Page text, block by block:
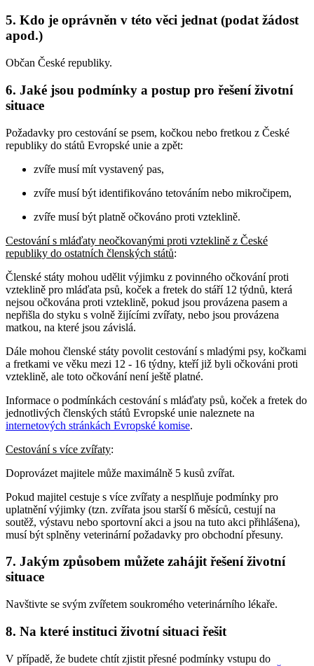
5. Kdo je oprávněn v této věci jednat (podat žádost
apod.)
Občan České republiky.
6. Jaké jsou podmínky a postup pro řešení životní
situace
Požadavky pro cestování se psem, kočkou nebo fretkou z České
republiky do států Evropské unie a zpět:
zvíře musí mít vystavený pas,
zvíře musí být identifikováno tetováním nebo mikročipem,
zvíře musí být platně očkováno proti vzteklině.
Cestování s mláďaty neočkovanými proti vzteklině z České
republiky do ostatních členských států:
Členské státy mohou udělit výjimku z povinného očkování proti
vzteklině pro mláďata psů, koček a fretek do stáří 12 týdnů, která
nejsou očkována proti vzteklině, pokud jsou provázena pasem a
nepřišla do styku s volně žijícími zvířaty, nebo jsou provázena
matkou, na které jsou závislá.
Dále mohou členské státy povolit cestování s mladými psy, kočkami
a fretkami ve věku mezi 12 - 16 týdny, kteří již byli očkováni proti
vzteklině, ale toto očkování není ještě platné.
Informace o podmínkách cestování s mláďaty psů, koček a fretek do
jednotlivých členských států Evropské unie naleznete na
internetových stránkách Evropské komise.
Cestování s více zvířaty:
Doprovázet majitele může maximálně 5 kusů zvířat.
Pokud majitel cestuje s více zvířaty a nesplňuje podmínky pro
uplatnění výjimky (tzn. zvířata jsou starší 6 měsíců, cestují na
soutěž, výstavu nebo sportovní akci a jsou na tuto akci přihlášena),
musí být splněny veterinární požadavky pro obchodní přesuny.
7. Jakým způsobem můžete zahájit řešení životní
situace
Navštivte se svým zvířetem soukromého veterinárního lékaře.
8. Na které instituci životní situaci řešit
V případě, že budete chtít zjistit přesné podmínky vstupu do